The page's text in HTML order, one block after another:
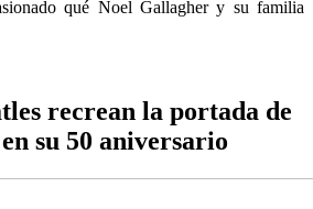
qué Noel Gallagher y su familia
recrean la portada de
su 50 aniversario